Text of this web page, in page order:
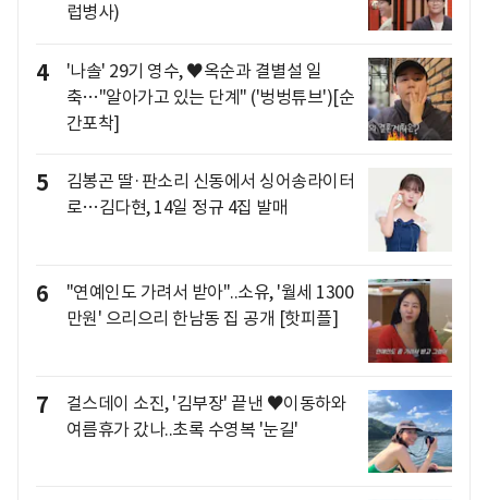
럽병사)
4
'나솔' 29기 영수, ♥옥순과 결별설 일
축…"알아가고 있는 단계" ('벙벙튜브')[순
간포착]
5
김봉곤 딸·판소리 신동에서 싱어송라이터
로…김다현, 14일 정규 4집 발매
6
"연예인도 가려서 받아"..소유, '월세 1300
만원' 으리으리 한남동 집 공개 [핫피플]
7
걸스데이 소진, '김부장' 끝낸 ♥이동하와
여름휴가 갔나..초록 수영복 '눈길'